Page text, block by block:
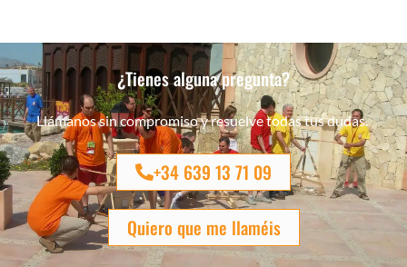
¿Tienes alguna pregunta?
Llámanos sin compromiso y resuelve todas tus dudas.
+34 639 13 71 09
Quiero que me llaméis